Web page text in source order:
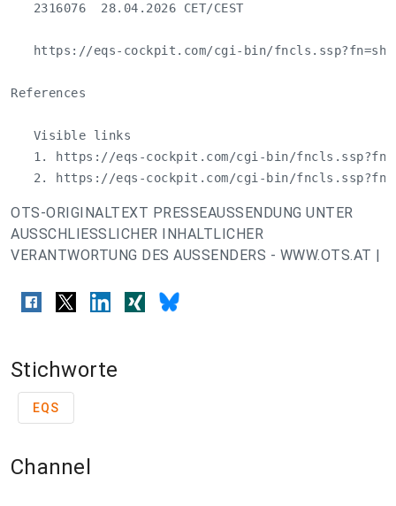
   2316076  28.04.2026 CET/CEST
https://eqs-cockpit.com/cgi-bin/
References
   Visible links
1. https://eqs-cockpit.com/cgi-bin/
2. https://eqs-cockpit.com/cgi-bin/
OTS-ORIGINALTEXT PRESSEAUSSENDUNG UNTER
AUSSCHLIESSLICHER INHALTLICHER
VERANTWORTUNG DES AUSSENDERS - WWW.OTS.AT |
Stichworte
EQS
Channel